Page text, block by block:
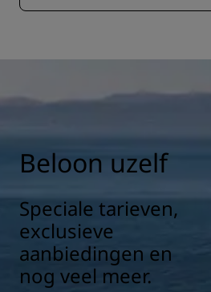
Beloon uzelf
Speciale tarieven,
exclusieve
aanbiedingen en
nog veel meer.